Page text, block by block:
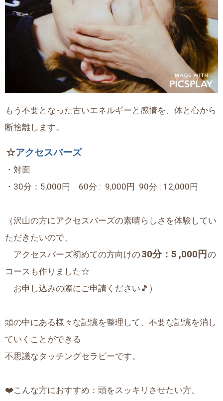
もう不要となった古いエネルギーと感情を、体と心から
断捨離します。
☆アクセスバーズ
・対面
・30分：5,000円 60分 : 9,000円 90分 : 12,000円
（沢山の方にアクセスバーズの素晴らしさを体験してい
ただきたいので、
アクセスバーズ初めての方向けの30分：5 ,000円 の
コースも作りました☆
お申し込みの際にご申請ください🎵）
頭の中にある様々な記憶を整理して、不要な記憶を消し
ていくことができる
不思議なタッチングセラピーです。
❤️こんな方におすすめ：頭をスッキリさせたい方、